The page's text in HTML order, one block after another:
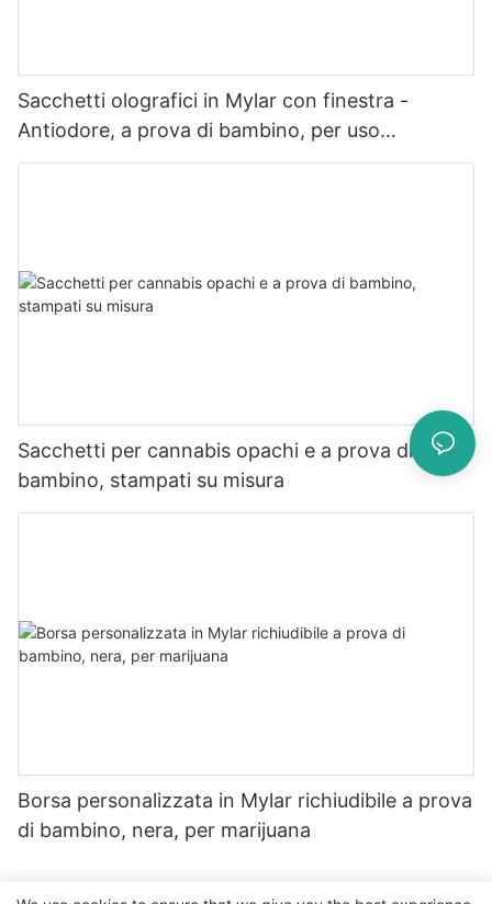
Sacchetti olografici in Mylar con finestra -
Antiodore, a prova di bambino, per uso
alimentare
Sacchetti per cannabis opachi e a prova di
bambino, stampati su misura
Borsa personalizzata in Mylar richiudibile a prova
di bambino, nera, per marijuana